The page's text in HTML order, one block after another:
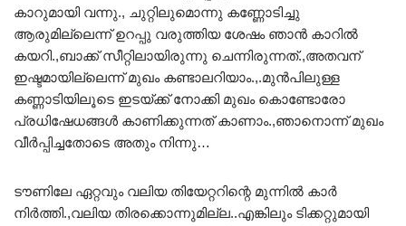
കാറുമായി വന്നു., ചുറ്റിലുമൊന്നു കണ്ണോടിച്ചു
ആരുമില്ലെന്ന് ഉറപ്പു വരുത്തിയ ശേഷം ഞാൻ കാറിൽ
കയറി.,ബാക്ക് സീറ്റിലായിരുന്നു ചെന്നിരുന്നത്.,അതവന്
ഇഷ്ടമായില്ലെന്ന് മുഖം കണ്ടാലറിയാം.,.മുൻപിലുള്ള
കണ്ണാടിയിലൂടെ ഇടയ്ക്ക് നോക്കി മുഖം കൊണ്ടോരോ
പ്രധിഷേധങ്ങൾ കാണിക്കുന്നത് കാണാം.,ഞാനൊന്ന് മുഖം
വീർപ്പിച്ചതോടെ അതും നിന്നു…
ടൗണിലേ ഏറ്റവും വലിയ തിയേറ്ററിന്റെ മുന്നിൽ കാർ
നിർത്തി.,വലിയ തിരക്കൊന്നുമില്ല..എങ്കിലും ടിക്കറ്റുമായി